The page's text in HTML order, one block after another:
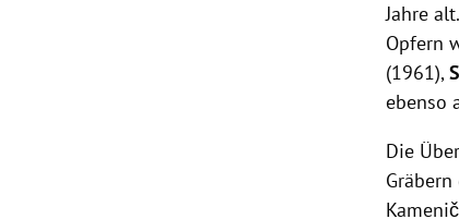
Jahre
Opfern
(1961),
ebenso
Die